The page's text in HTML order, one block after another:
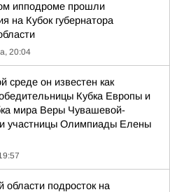
ипподроме прошли
на Кубок губернатора
20:04
среде он известен как
Кубка Европы и
мира Веры Чувашевой-
и участницы Олимпиады Елены
области подросток на